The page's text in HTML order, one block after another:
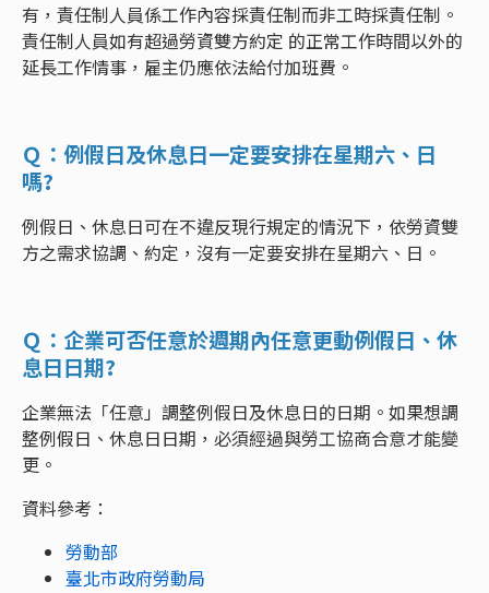
有，責任制人員係工作內容採責任制而非工時採責任制。
責任制人員如有超過勞資雙方約定 的正常工作時間以外的
延長工作情事，雇主仍應依法給付加班費。
Ｑ：例假日及休息日一定要安排在星期六、日
嗎?
例假日、休息日可在不違反現行規定的情況下，依勞資雙
方之需求協調、約定，沒有一定要安排在星期六、日。
Ｑ：企業可否任意於週期內任意更動例假日、休
息日日期?
企業無法「任意」調整例假日及休息日的日期。如果想調
整例假日、休息日日期，必須經過與勞工協商合意才能變
更。
資料參考：
勞動部
臺北市政府勞動局